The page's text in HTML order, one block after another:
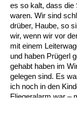
es so kalt, dass die
waren. Wir sind
drüber, Haube, so
wir, wenn wir vor
mit einem
und haben Prügerl
gehabt haben im
gelegen sind. Es
ich noch in den
Fliegeralarm war –